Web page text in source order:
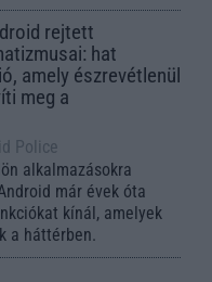
rejtett
hat
amely észrevétlenül
meg a
Police
alkalmazásokra
már évek óta
kínál, amelyek
a háttérben.